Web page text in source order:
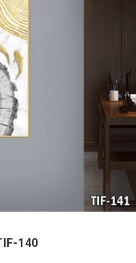
140